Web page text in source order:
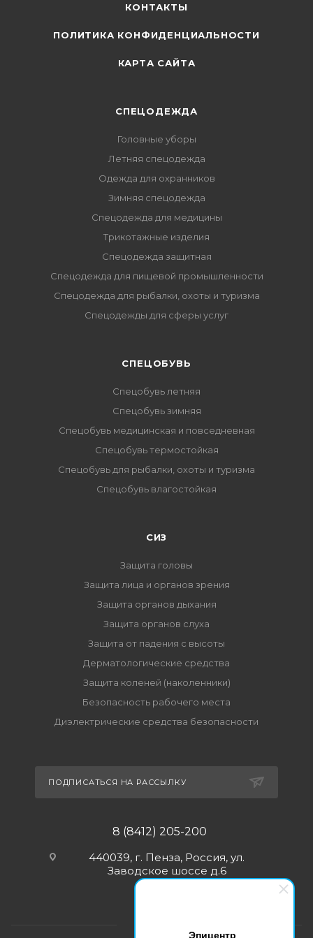
Эпицентр
КОНТАКТЫ
ПОЛИТИКА КОНФИДЕНЦИАЛЬНОСТИ
КАРТА САЙТА
СПЕЦОДЕЖДА
Головные уборы
Летняя спецодежда
Одежда для охранников
Зимняя спецодежда
Спецодежда для медицины
Трикотажные изделия
Спецодежда защитная
Спецодежда для пищевой промышленности
Спецодежда для рыбалки, охоты и туризма
Спецодежды для сферы услуг
CПЕЦОБУВЬ
Спецобувь летняя
Спецобувь зимняя
Спецобувь медицинская и повседневная
Спецобувь термостойкая
Спецобувь для рыбалки, охоты и туризма
Спецобувь влагостойкая
СИЗ
Защита головы
Защита лица и органов зрения
Защита органов дыхания
Защита органов слуха
Защита от падения с высоты
Дерматологические средства
Защита коленей (наколенники)
Безопасность рабочего места
Диэлектрические средства безопасности
ПОДПИСАТЬСЯ НА РАССЫЛКУ
8 (8412) 205-200
440039, г. Пенза, Россия, ул.
Заводское шоссе д.6